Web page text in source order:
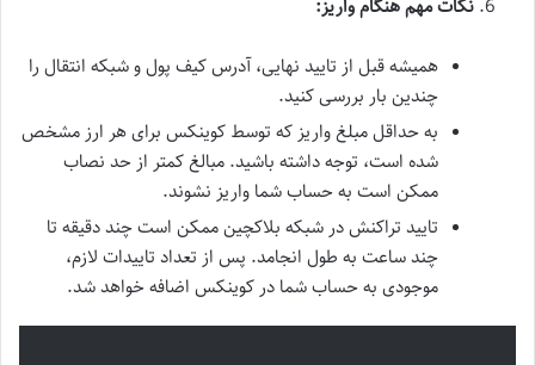
نکات مهم هنگام واریز:
همیشه قبل از تایید نهایی، آدرس کیف پول و شبکه انتقال را
چندین بار بررسی کنید.
به حداقل مبلغ واریز که توسط کوینکس برای هر ارز مشخص
شده است، توجه داشته باشید. مبالغ کمتر از حد نصاب
ممکن است به حساب شما واریز نشوند.
تایید تراکنش در شبکه بلاکچین ممکن است چند دقیقه تا
چند ساعت به طول انجامد. پس از تعداد تاییدات لازم،
موجودی به حساب شما در کوینکس اضافه خواهد شد.